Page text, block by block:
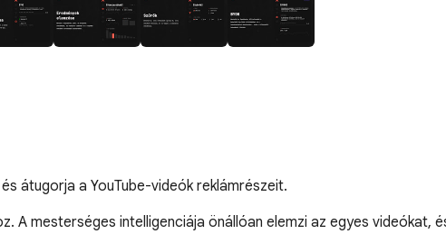
átugorja a YouTube-videók reklámrészeit.
A mesterséges intelligenciája önállóan elemzi az egyes videókat,